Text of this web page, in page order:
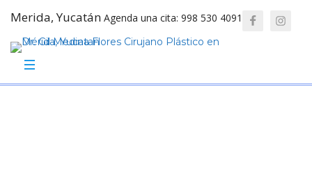
Merida, Yucatán Agenda una cita: 998 530 4091